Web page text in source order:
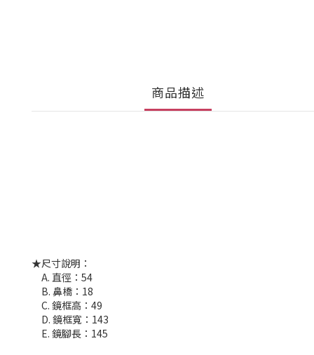
商品描述
★尺寸說明：
A. 直徑：54
B. 鼻橋：18
C. 鏡框高：49
D. 鏡框寬：143
E. 鏡腳長：145